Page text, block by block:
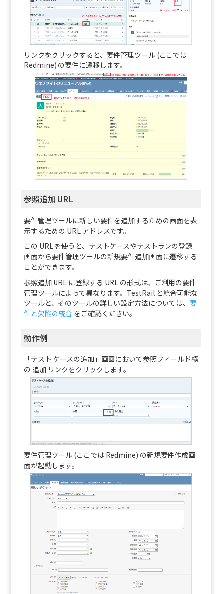
リンクをクリックすると、要件管理ツール (ここでは
Redmine) の要件に遷移します。
参照追加 URL
要件管理ツールに新しい要件を追加するための画面を表
示するための URL アドレスです。
この URL を使うと、テストケースやテストランの登録
画面から要件管理ツールの新規要件追加画面に遷移する
ことができます。
参照追加 URL に登録する URL の形式は、ご利用の要件
管理ツールによって異なります。TestRail と統合可能な
ツールと、そのツールの詳しい設定方法については、 要
件と欠陥の統合をご確認ください。
動作例
「テスト ケースの追加」画面において参照フィールド横
の 追加 リンクをクリックします。
要件管理ツール (ここでは Redmine) の新規要件作成画
面が起動します。